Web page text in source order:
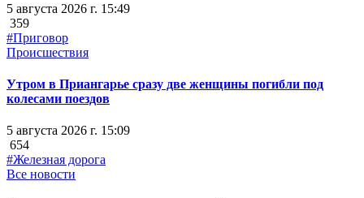
5 августа 2026 г. 15:49
359
#Приговор
Происшествия
Утром в Приангарье сразу две женщины погибли под
колесами поездов
5 августа 2026 г. 15:09
654
#Железная дорога
Все новости